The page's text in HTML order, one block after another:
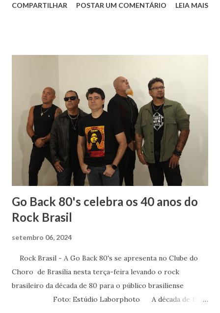
gostava muito de música, de livros, de escrever, de falar e
Letras, onde teria minha licenciatura e poderia aprender
mais sobre os autores que já faziam parte de minha vida.
Sempre gostei muito das aulas de História: para entender
literatura é importante saber sobre o contexto histórico
da obra, quais os acontecimentos determinantes na
sociedade da época. Tive ótimos professores de História
no Fundamental, no Médio e na Faculdade mas um do
terceiro ano dividia comigo um amor: a mús...
COMPARTILHAR POSTAR UM COMENTÁRIO LEIA MAIS
Go Back 80's celebra os 40 anos do
Rock Brasil
setembro 06, 2024
Rock Brasil - A Go Back 80's se apresenta no Clube do
Choro de Brasília nesta terça-feira levando o rock
brasileiro da década de 80 para o público brasiliense
Foto: Estúdio Laborphoto A década de 1980